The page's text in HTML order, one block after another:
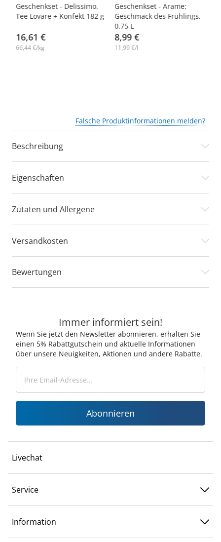
-10%
Geschenkset - Delissimo,
Tee Lovare + Konfekt 182 g
16,61 €
66,44 €/kg
-19%
Geschenkset - Arame:
Geschmack des Frühlings,
0,75 L
8,99 €
11,99 €/l
Falsche Produktinformationen melden?
Beschreibung
Eigenschaften
Zutaten und Allergene
Versandkosten
Bewertungen
Immer informiert sein!
Wenn Sie jetzt den Newsletter abonnieren, erhalten Sie
einen 5% Rabattgutschein und aktuelle Informationen
über unsere Neuigkeiten, Aktionen und andere Rabatte.
Abonnieren
Livechat
Service
Information